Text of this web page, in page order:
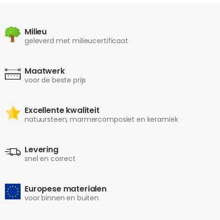
Milieu
geleverd met milieucertificaat
Maatwerk
voor de beste prijs
Excellente kwaliteit
natuursteen, marmercomposiet en keramiek
Levering
snel en correct
Europese materialen
voor binnen en buiten